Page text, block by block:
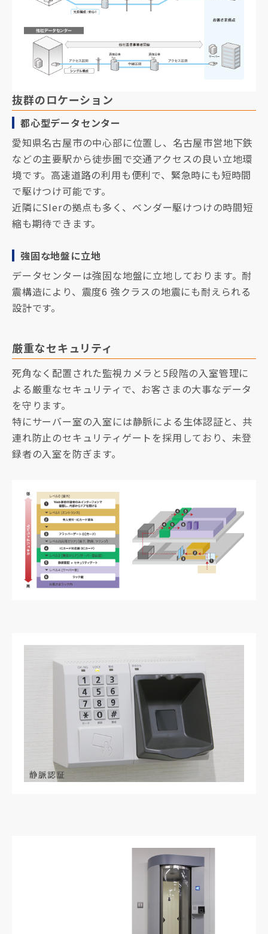
抜群のロケーション
都心型データセンター
愛知県名古屋市の中心部に位置し、名古屋市営地下鉄
などの主要駅から徒歩圏で交通アクセスの良い立地環
境です。高速道路の利用も便利で、緊急時にも短時間
で駆けつけ可能です。
近隣にSIerの拠点も多く、ベンダー駆けつけの時間短
縮も期待できます。
強固な地盤に立地
データセンターは強固な地盤に立地しております。耐
震構造により、震度6 強クラスの地震にも耐えられる
設計です。
厳重なセキュリティ
死角なく配置された監視カメラと5段階の入室管理に
よる厳重なセキュリティで、お客さまの大事なデータ
を守ります。
特にサーバー室の入室には静脈による生体認証と、共
連れ防止のセキュリティゲートを採用しており、未登
録者の入室を防ぎます。